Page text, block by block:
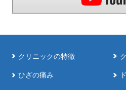
クリニックの特徴
ひざの痛み